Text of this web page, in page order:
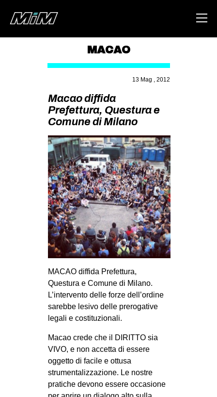
AREA
DEGENERAZIONE
GAZA FREESTYLE
CSOA LAMBRETTA
MSM
STUDENTI TSUNAMI
ZAM
MILANO
MOBILITAZIONI
SPAZI
SPORT POPOLARE
MOVIMENTI
AMBIENTE
DIRITTO ALL’ABITARE
GENERI
MIGRAZIONI
PRECARIATO
MACAO
13 Mag , 2012
Macao diffida
Prefettura, Questura e
Comune di Milano
MACAO diffida Prefettura,
Questura e Comune di Milano.
L’intervento delle forze dell’ordine
sarebbe lesivo delle prerogative
legali e costituzionali.
Macao crede che il DIRITTO sia
VIVO, e non accetta di essere
oggetto di facile e ottusa
strumentalizzazione. Le nostre
pratiche devono essere occasione